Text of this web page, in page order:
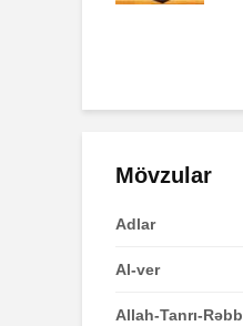
Mövzular
Adlar
Al-ver
Allah-Tanrı-Rəbb